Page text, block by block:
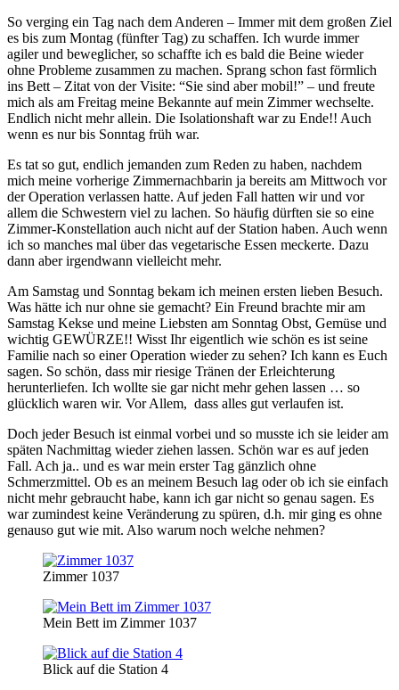
So verging ein Tag nach dem Anderen – Immer mit dem großen Ziel
es bis zum Montag (fünfter Tag) zu schaffen. Ich wurde immer
agiler und beweglicher, so schaffte ich es bald die Beine wieder
ohne Probleme zusammen zu machen. Sprang schon fast förmlich
ins Bett – Zitat von der Visite: “Sie sind aber mobil!” – und freute
mich als am Freitag meine Bekannte auf mein Zimmer wechselte.
Endlich nicht mehr allein. Die Isolationshaft war zu Ende!! Auch
wenn es nur bis Sonntag früh war.
Es tat so gut, endlich jemanden zum Reden zu haben, nachdem
mich meine vorherige Zimmernachbarin ja bereits am Mittwoch vor
der Operation verlassen hatte. Auf jeden Fall hatten wir und vor
allem die Schwestern viel zu lachen. So häufig dürften sie so eine
Zimmer-Konstellation auch nicht auf der Station haben. Auch wenn
ich so manches mal über das vegetarische Essen meckerte. Dazu
dann aber irgendwann vielleicht mehr.
Am Samstag und Sonntag bekam ich meinen ersten lieben Besuch.
Was hätte ich nur ohne sie gemacht? Ein Freund brachte mir am
Samstag Kekse und meine Liebsten am Sonntag Obst, Gemüse und
wichtig GEWÜRZE!! Wisst Ihr eigentlich wie schön es ist seine
Familie nach so einer Operation wieder zu sehen? Ich kann es Euch
sagen. So schön, dass mir riesige Tränen der Erleichterung
herunterliefen. Ich wollte sie gar nicht mehr gehen lassen … so
glücklich waren wir. Vor Allem, dass alles gut verlaufen ist.
Doch jeder Besuch ist einmal vorbei und so musste ich sie leider am
späten Nachmittag wieder ziehen lassen. Schön war es auf jeden
Fall. Ach ja.. und es war mein erster Tag gänzlich ohne
Schmerzmittel. Ob es an meinem Besuch lag oder ob ich sie einfach
nicht mehr gebraucht habe, kann ich gar nicht so genau sagen. Es
war zumindest keine Veränderung zu spüren, d.h. mir ging es ohne
genauso gut wie mit. Also warum noch welche nehmen?
Zimmer 1037
Mein Bett im Zimmer 1037
Blick auf die Station 4